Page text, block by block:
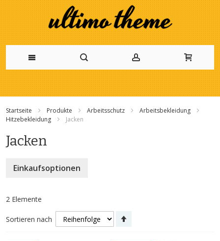
Zum
springen
Startseite Produkte Arbeitsschutz
Arbeitsbekleidung
Hitzebekleidung
Jacken
Jacken
2 Elemente
Sortieren nach
Einkaufsoptionen